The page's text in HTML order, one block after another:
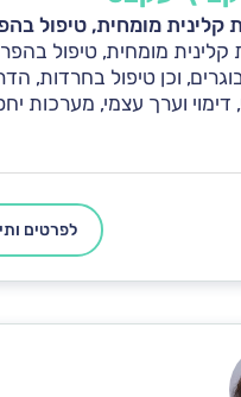
קלינית מומחית, טיפול
קלינית מומחית, טיפול
וכן טיפול בחרדות,
דימוי וערך עצמי, מערכות
לפרטים